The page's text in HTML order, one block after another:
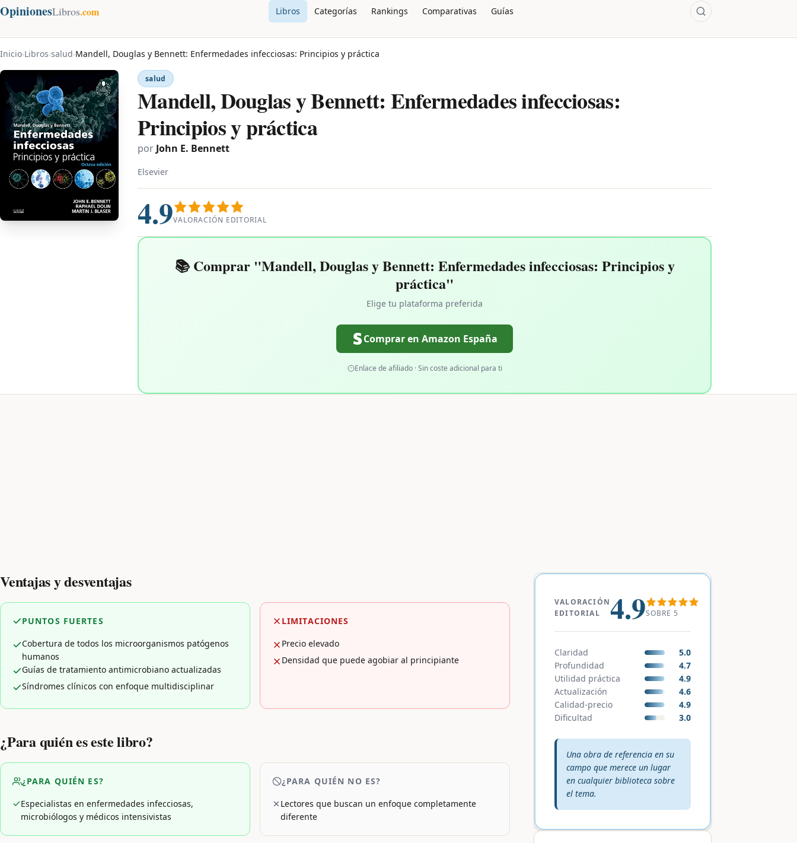
OpinionesLibros.com Libros Categorías Rankings Comparativas Guías
Inicio›Libros›salud›Mandell, Douglas y Bennett: Enfermedades infecciosas: Principios y práctica
salud
Mandell, Douglas y Bennett: Enfermedades infecciosas:
Principios y práctica
por John E. Bennett
Elsevier
4.9VALORACIÓN EDITORIAL
📚 Comprar "Mandell, Douglas y Bennett: Enfermedades infecciosas: Principios y
práctica"
Elige tu plataforma preferida
Comprar en Amazon España
Enlace de afiliado · Sin coste adicional para ti
Ventajas y desventajas
PUNTOS FUERTES
Cobertura de todos los microorganismos patógenos
humanos
Guías de tratamiento antimicrobiano actualizadas
Síndromes clínicos con enfoque multidisciplinar
LIMITACIONES
Precio elevado
Densidad que puede agobiar al principiante
¿Para quién es este libro?
¿PARA QUIÉN ES?
Especialistas en enfermedades infecciosas,
microbiólogos y médicos intensivistas
¿PARA QUIÉN NO ES?
Lectores que buscan un enfoque completamente
diferente
VALORACIÓN
EDITORIAL
4.9SOBRE 5
Claridad
5.0
Profundidad
4.7
Utilidad práctica
4.9
Actualización
4.6
Calidad-precio
4.9
Dificultad
3.0
Veredicto editorial:
Una obra de referencia en su
campo que merece un lugar
en cualquier biblioteca sobre
el tema.